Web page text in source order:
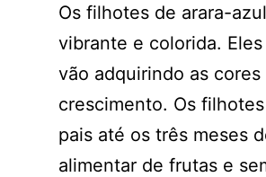
Os filhotes de arara-
vibrante e colorida.
vão adquirindo as
crescimento. Os
pais até os três meses
alimentar de frutas e